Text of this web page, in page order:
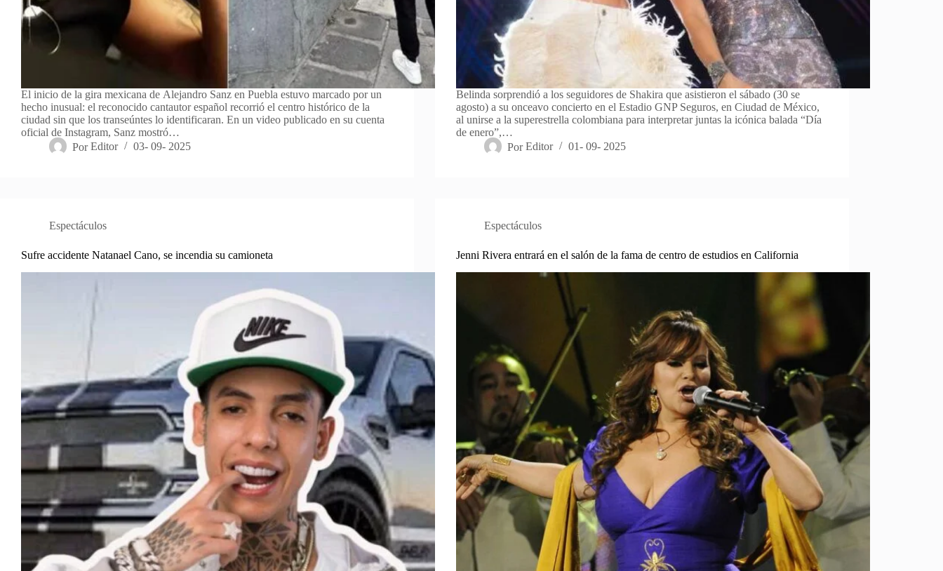
El inicio de la gira mexicana de Alejandro Sanz en Puebla estuvo marcado por un
hecho inusual: el reconocido cantautor español recorrió el centro histórico de la
ciudad sin que los transeúntes lo identificaran. En un video publicado en su cuenta
oficial de Instagram, Sanz mostró…
Por Editor 03- 09- 2025
Belinda sorprendió a los seguidores de Shakira que asistieron el sábado (30 se
agosto) a su onceavo concierto en el Estadio GNP Seguros, en Ciudad de México,
al unirse a la superestrella colombiana para interpretar juntas la icónica balada “Día
de enero”,…
Por Editor 01- 09- 2025
Espectáculos
Sufre accidente Natanael Cano, se incendia su camioneta
Espectáculos
Jenni Rivera entrará en el salón de la fama de centro de estudios en California